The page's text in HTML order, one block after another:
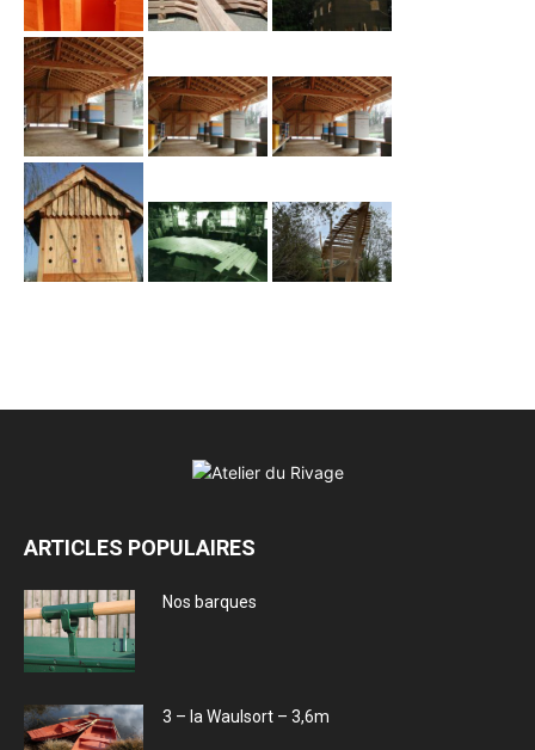
ARTICLES POPULAIRES
Nos barques
3 – la Waulsort – 3,6m